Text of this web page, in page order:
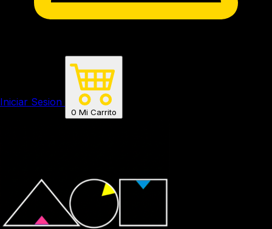
Iniciar Sesion
0 Mi Carrito